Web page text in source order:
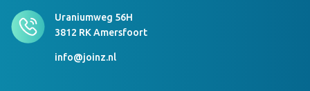
Luxury Beanie With Teddy Lining Borduring 8x8
Uraniumweg 56H
3812 RK Amersfoort
info@joinz.nl